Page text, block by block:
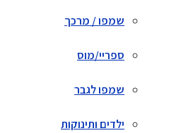
שמפו / מרכך
ספריי/מוס
שמפו לגבר
ילדים ותינוקות